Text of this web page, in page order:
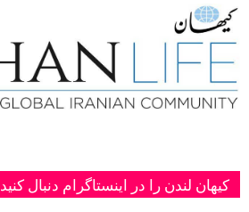
کیهان لندن را در اینستاگرام دنبال کنید